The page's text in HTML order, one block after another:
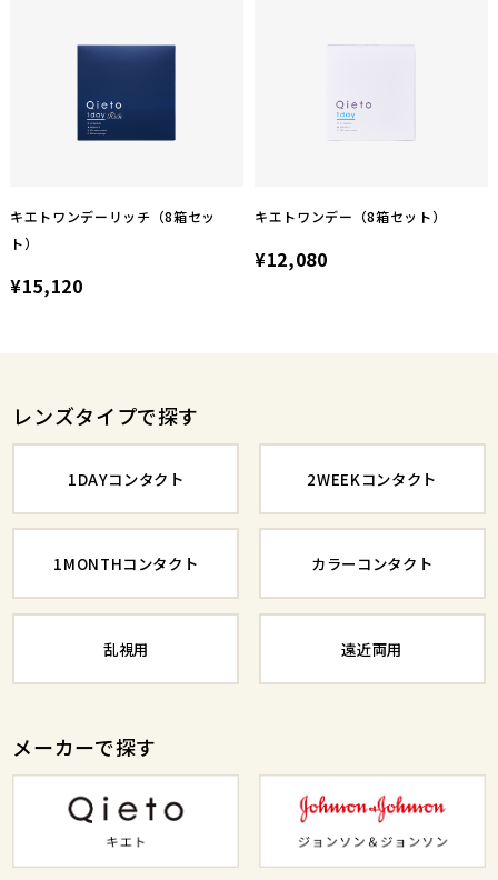
キエトワンデーリッチ（8箱セッ
ト）
¥15,120
キエトワンデー（8箱セット）
¥12,080
レンズタイプで探す
1DAYコンタクト 2WEEKコンタクト
1MONTHコンタクト カラーコンタクト
乱視用 遠近両用
メーカーで探す